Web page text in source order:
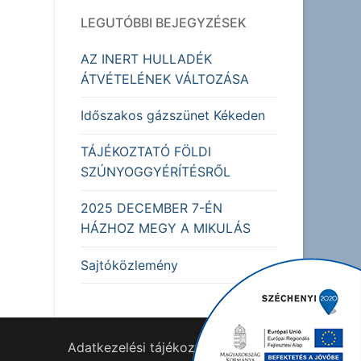
LEGUTÓBBI BEJEGYZÉSEK
AZ INERT HULLADÉK
ÁTVÉTELÉNEK VÁLTOZÁSA
Időszakos gázszünet Kékeden
TÁJÉKOZTATÓ FÖLDI
SZÚNYOGGYÉRÍTÉSRŐL
2025 DECEMBER 7-ÉN
HÁZHOZ MEGY A MIKULÁS
Sajtóközlemény
Adatkezelési tájékoztató